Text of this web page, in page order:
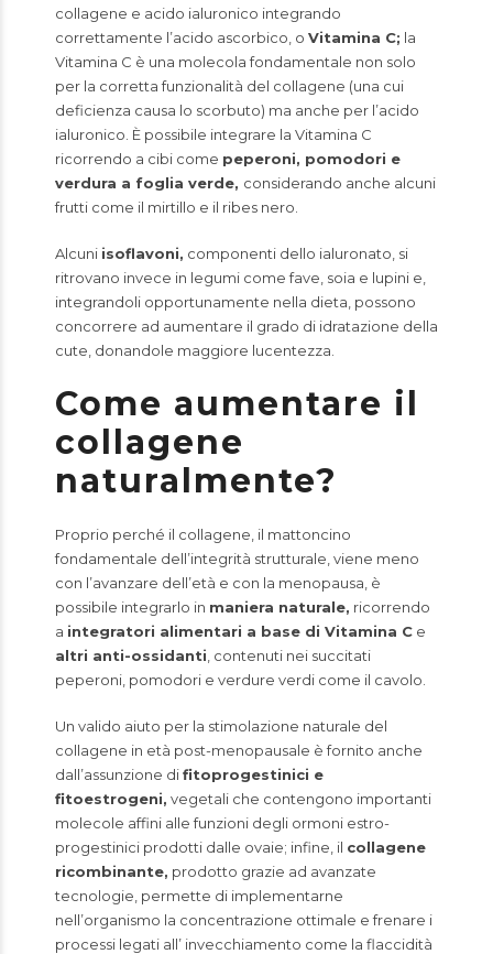
collagene e acido ialuronico integrando
correttamente l’acido ascorbico, o Vitamina C; la
Vitamina C è una molecola fondamentale non solo
per la corretta funzionalità del collagene (una cui
deficienza causa lo scorbuto) ma anche per l’acido
ialuronico. È possibile integrare la Vitamina C
ricorrendo a cibi come peperoni, pomodori e
verdura a foglia verde, considerando anche alcuni
frutti come il mirtillo e il ribes nero.
Alcuni isoflavoni, componenti dello ialuronato, si
ritrovano invece in legumi come fave, soia e lupini e,
integrandoli opportunamente nella dieta, possono
concorrere ad aumentare il grado di idratazione della
cute, donandole maggiore lucentezza.
Come aumentare il
collagene
naturalmente?
Proprio perché il collagene, il mattoncino
fondamentale dell’integrità strutturale, viene meno
con l’avanzare dell’età e con la menopausa, è
possibile integrarlo in maniera naturale, ricorrendo
a integratori alimentari a base di Vitamina C e
altri anti-ossidanti , contenuti nei succitati
peperoni, pomodori e verdure verdi come il cavolo.
Un valido aiuto per la stimolazione naturale del
collagene in età post-menopausale è fornito anche
dall’assunzione difitoprogestinici e
fitoestrogeni, vegetali che contengono importanti
molecole affini alle funzioni degli ormoni estro-
progestinici prodotti dalle ovaie; infine, il collagene
ricombinante, prodotto grazie ad avanzate
tecnologie, permette di implementarne
nell’organismo la concentrazione ottimale e frenare i
processi legati all’ invecchiamento come la flaccidità